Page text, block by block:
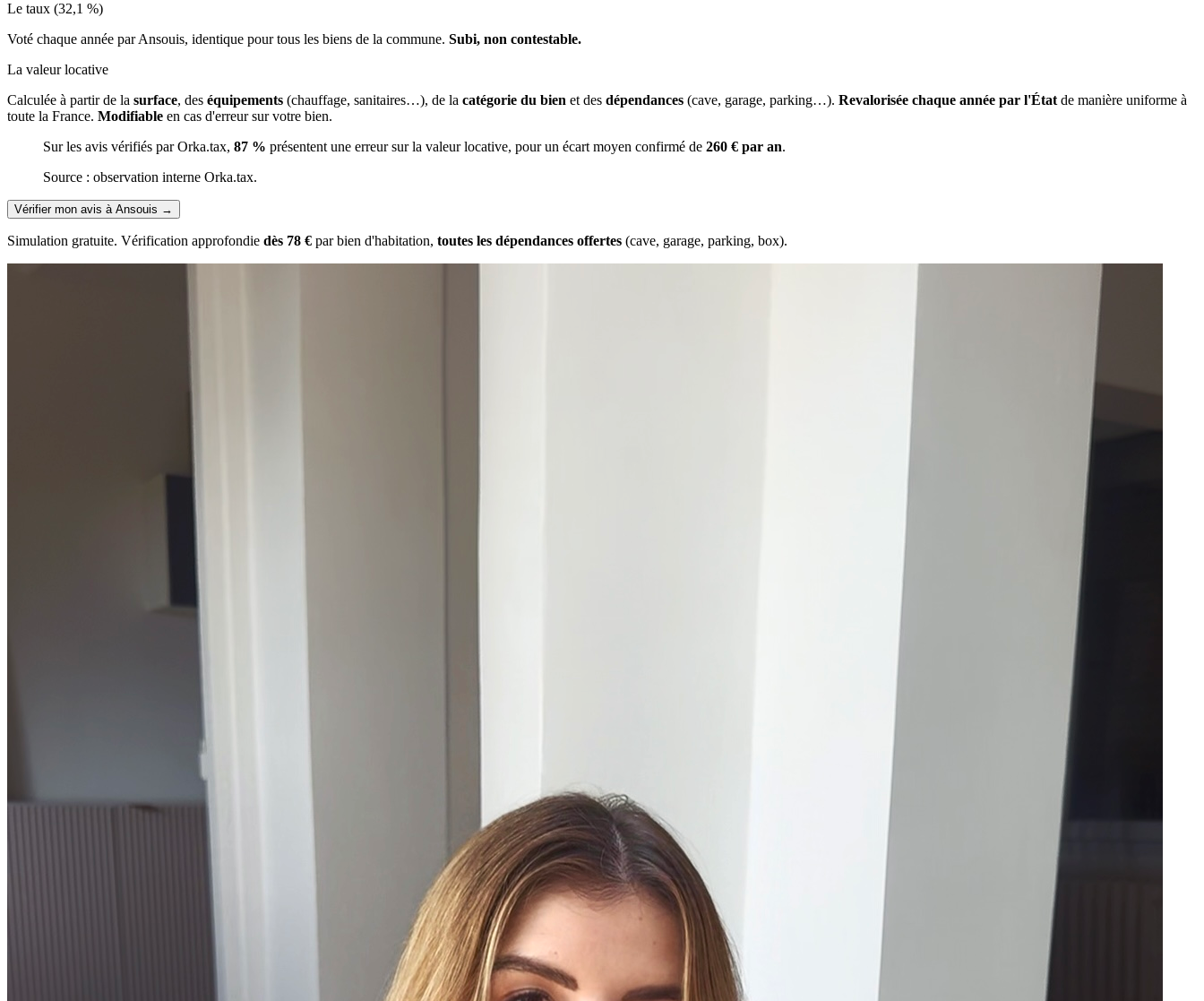
Le taux (32,1 %)
Voté chaque année par Ansouis, identique pour tous les biens de la commune. Subi, non contestable.
La valeur locative
Calculée à partir de la surface, des équipements (chauffage, sanitaires…), de la catégorie du bien et des dépendances (cave, garage, parking…). Revalorisée chaque année par l'État de manière uniforme à
toute la France. Modifiable en cas d'erreur sur votre bien.
Sur les avis vérifiés par Orka.tax, 87 % présentent une erreur sur la valeur locative, pour un écart moyen confirmé de 260 € par an.
Source : observation interne Orka.tax.
Vérifier mon avis à Ansouis →
Simulation gratuite. Vérification approfondie dès 78 € par bien d'habitation, toutes les dépendances offertes (cave, garage, parking, box).